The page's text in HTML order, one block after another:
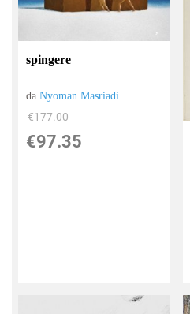
spingere
daNyoman Masriadi
€177.00
€97.35